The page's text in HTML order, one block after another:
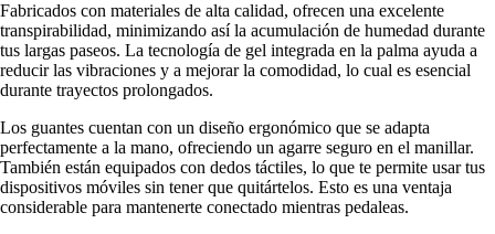
Fabricados con materiales de alta calidad, ofrecen una excelente
transpirabilidad, minimizando así la acumulación de humedad durante
tus largas paseos. La tecnología de gel integrada en la palma ayuda a
reducir las vibraciones y a mejorar la comodidad, lo cual es esencial
durante trayectos prolongados.
Los guantes cuentan con un diseño ergonómico que se adapta
perfectamente a la mano, ofreciendo un agarre seguro en el manillar.
También están equipados con dedos táctiles, lo que te permite usar tus
dispositivos móviles sin tener que quitártelos. Esto es una ventaja
considerable para mantenerte conectado mientras pedaleas.